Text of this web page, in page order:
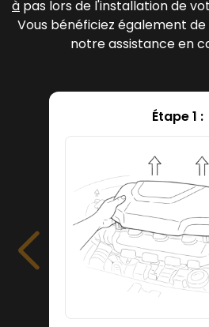
à pas lors de l'installation de
Vous bénéficiez également
notre assistance en
Étape 1 :